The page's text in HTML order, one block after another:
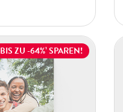
BIS ZU -64%¹ SPAREN!